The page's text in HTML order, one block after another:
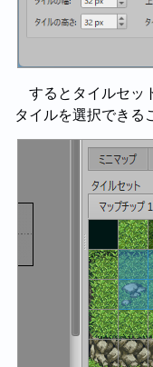
するとタイルセッ
タイルを選択できる